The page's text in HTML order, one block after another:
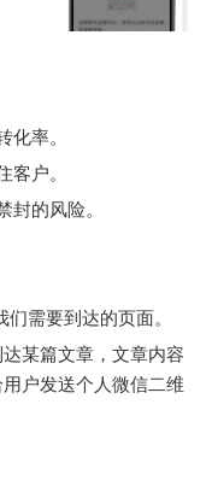
化率。
客户。
封的风险。
需要到达的页面。
达某篇文章，文章内容
户发送个人微信二维